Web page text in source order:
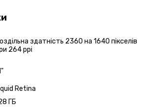
здатність 2360 на 1640 пікселів
264 ppi
Retina
ГБ